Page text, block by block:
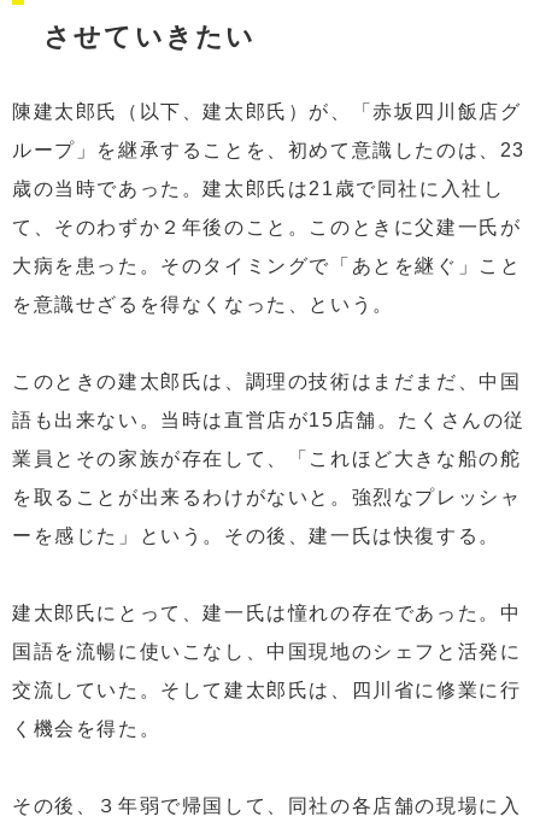
させていきたい
陳建太郎氏（以下、建太郎氏）が、「赤坂四川飯店グ
ループ」を継承することを、初めて意識したのは、23
歳の当時であった。建太郎氏は21歳で同社に入社し
て、そのわずか２年後のこと。このときに父建一氏が
大病を患った。そのタイミングで「あとを継ぐ」こと
を意識せざるを得なくなった、という。
このときの建太郎氏は、調理の技術はまだまだ、中国
語も出来ない。当時は直営店が15店舗。たくさんの従
業員とその家族が存在して、「これほど大きな船の舵
を取ることが出来るわけがないと。強烈なプレッシャ
ーを感じた」という。その後、建一氏は快復する。
建太郎氏にとって、建一氏は憧れの存在であった。中
国語を流暢に使いこなし、中国現地のシェフと活発に
交流していた。そして建太郎氏は、四川省に修業に行
く機会を得た。
その後、３年弱で帰国して、同社の各店舗の現場に入